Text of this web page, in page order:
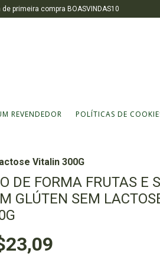
primeira compra BOASVINDAS10
REVENDEDOR POLÍTICAS DE
Vitalin 300G
DE FORMA FRUTAS E
GLÚTEN SEM